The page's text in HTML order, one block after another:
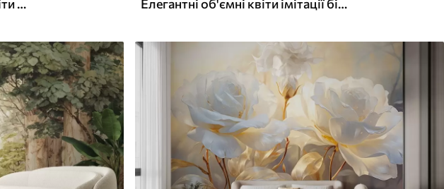
Великі, ніжні білі та рожеві квіти півонії з м'якими, пухнастими пелюстками на розмитому сірому тлі Елегантні об'ємні квіти імітації білої півонії з м'якими пелюстками та пастельно-жовтими серединками на світлому фоні